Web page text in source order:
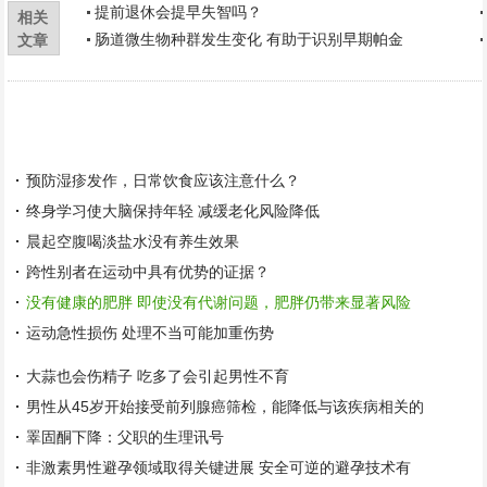
相关
文章
提前退休会提早失智吗？
肠道微生物种群发生变化 有助于识别早期帕金
预防湿疹发作，日常饮食应该注意什么？
终身学习使大脑保持年轻 减缓老化风险降低
晨起空腹喝淡盐水没有养生效果
跨性别者在运动中具有优势的证据？
没有健康的肥胖 即使没有代谢问题，肥胖仍带来显著风险
运动急性损伤 处理不当可能加重伤势
大蒜也会伤精子 吃多了会引起男性不育
男性从45岁开始接受前列腺癌筛检，能降低与该疾病相关的
睪固酮下降：父职的生理讯号
非激素男性避孕领域取得关键进展 安全可逆的避孕技术有